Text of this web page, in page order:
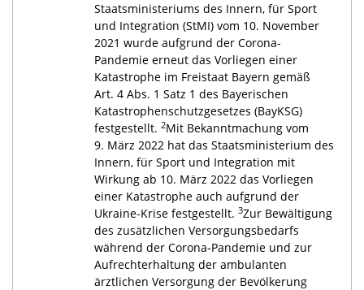
Staatsministeriums des Innern, für Sport
und Integration (StMI) vom 10. November
2021 wurde aufgrund der Corona-
Pandemie erneut das Vorliegen einer
Katastrophe im Freistaat Bayern gemäß
Art. 4 Abs. 1 Satz 1 des Bayerischen
Katastrophenschutzgesetzes (BayKSG)
festgestellt. 2Mit Bekanntmachung vom
9. März 2022 hat das Staatsministerium des
Innern, für Sport und Integration mit
Wirkung ab 10. März 2022 das Vorliegen
einer Katastrophe auch aufgrund der
Ukraine-Krise festgestellt. 3Zur Bewältigung
des zusätzlichen Versorgungsbedarfs
während der Corona-Pandemie und zur
Aufrechterhaltung der ambulanten
ärztlichen Versorgung der Bevölkerung